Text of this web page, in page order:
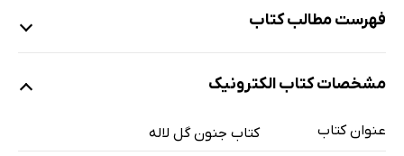
فهرست مطالب کتاب
فصل اول: به وقت من، به وقت او
فصل دوم: به وقت روایت‌گر عشق
مشخصات کتاب الکترونیک
عنوان کتاب
کتاب جنون گل لاله